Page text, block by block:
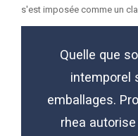
s'est imposée comme un
Quelle que
intemporel
emballages.
rhea